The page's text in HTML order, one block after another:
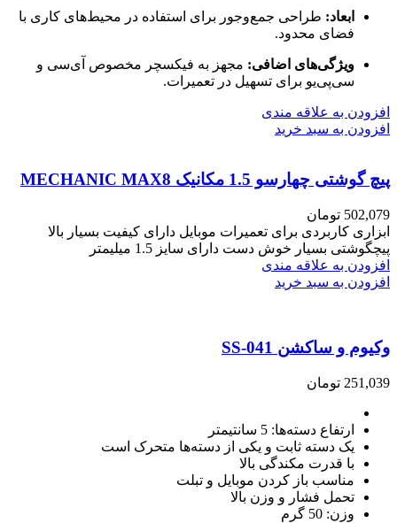
ابعاد: طراحی جمع‌وجور برای استفاده در محیط‌های کاری با
فضای محدود.
ویژگی‌های اضافی: مجهز به فیکسچر مخصوص آی‌سی و
سی‌پی‌یو برای تسهیل در تعمیرات.
افزودن به علاقه مندی
افزودن به سبد خرید
پیچ گوشتی چهارسو 1.5 مکانیک MECHANIC MAX8
502,079 تومان
ابزاری کاربردی برای تعمیرات موبایل دارای کیفیت بسیار بالا
پیچگوشتی بسیار خوش دست دارای سایز 1.5 میلیمتر
افزودن به علاقه مندی
افزودن به سبد خرید
وکیوم و ساکشن SS-041
251,039 تومان
ارتفاع دسته‌ها: 5 سانتیمتر
یک دسته ثابت و یکی از دسته‌ها متحرک است
با قدرت مکندگی بالا
مناسب باز کردن موبایل و تبلت
تحمل فشار و وزن بالا
وزن: 50 گرم